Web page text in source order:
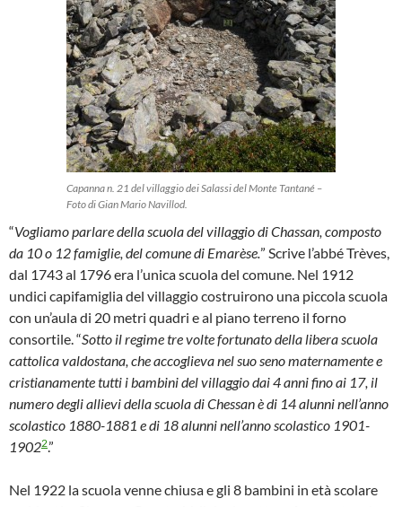
Capanna n. 21 del villaggio dei Salassi del Monte Tantané –
Foto di Gian Mario Navillod.
“Vogliamo parlare della scuola del villaggio di Chassan, composto
da 10 o 12 famiglie, del comune di Emarèse.” Scrive l’abbé Trèves,
dal 1743 al 1796 era l’unica scuola del comune. Nel 1912
undici capifamiglia del villaggio costruirono una piccola scuola
con un’aula di 20 metri quadri e al piano terreno il forno
consortile. “Sotto il regime tre volte fortunato della libera scuola
cattolica valdostana, che accoglieva nel suo seno maternamente e
cristianamente tutti i bambini del villaggio dai 4 anni fino ai 17, il
numero degli allievi della scuola di Chessan è di 14 alunni nell’anno
scolastico 1880-1881 e di 18 alunni nell’anno scolastico 1901-
19022.”
Nel 1922 la scuola venne chiusa e gli 8 bambini in età scolare